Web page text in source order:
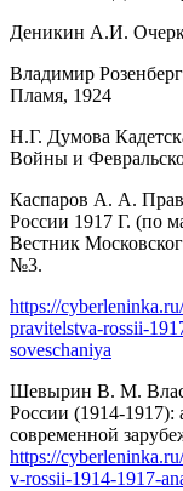
Деникин А.И.
Владимир
Пламя, 1924
Н.Г. Думова
Войны и
Каспаров А. А.
России 1917 Г. (по
Вестник
№3.
https://
pravitelstva-rossii-
soveschaniya
Шевырин В. М.
России (1914-1917):
современной
https://
v-rossii-1914-1917-